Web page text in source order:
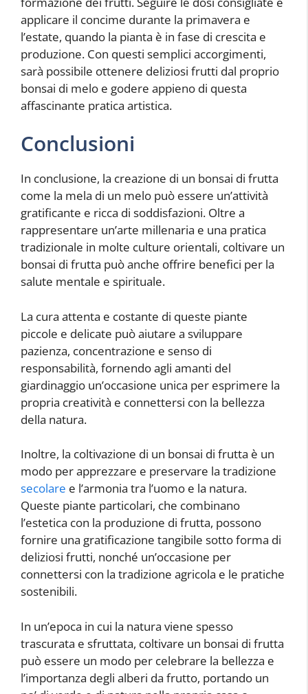
applicare il concime durante la primavera e
l’estate, quando la pianta è in fase di crescita e
produzione. Con questi semplici accorgimenti,
sarà possibile ottenere deliziosi frutti dal proprio
bonsai di melo e godere appieno di questa
affascinante pratica artistica.
Conclusioni
In conclusione, la creazione di un bonsai di frutta
come la mela di un melo può essere un’attività
gratificante e ricca di soddisfazioni. Oltre a
rappresentare un’arte millenaria e una pratica
tradizionale in molte culture orientali, coltivare un
bonsai di frutta può anche offrire benefici per la
salute mentale e spirituale.
La cura attenta e costante di queste piante
piccole e delicate può aiutare a sviluppare
pazienza, concentrazione e senso di
responsabilità, fornendo agli amanti del
giardinaggio un’occasione unica per esprimere la
propria creatività e connettersi con la bellezza
della natura.
Inoltre, la coltivazione di un bonsai di frutta è un
modo per apprezzare e preservare la tradizione
secolare e l’armonia tra l’uomo e la natura.
Queste piante particolari, che combinano
l’estetica con la produzione di frutta, possono
fornire una gratificazione tangibile sotto forma di
deliziosi frutti, nonché un’occasione per
connettersi con la tradizione agricola e le pratiche
sostenibili.
In un’epoca in cui la natura viene spesso
trascurata e sfruttata, coltivare un bonsai di frutta
può essere un modo per celebrare la bellezza e
l’importanza degli alberi da frutto, portando un